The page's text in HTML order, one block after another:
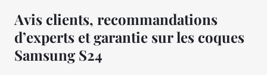
Avis clients, recommandations
d’experts et garantie sur les coques
Samsung S24